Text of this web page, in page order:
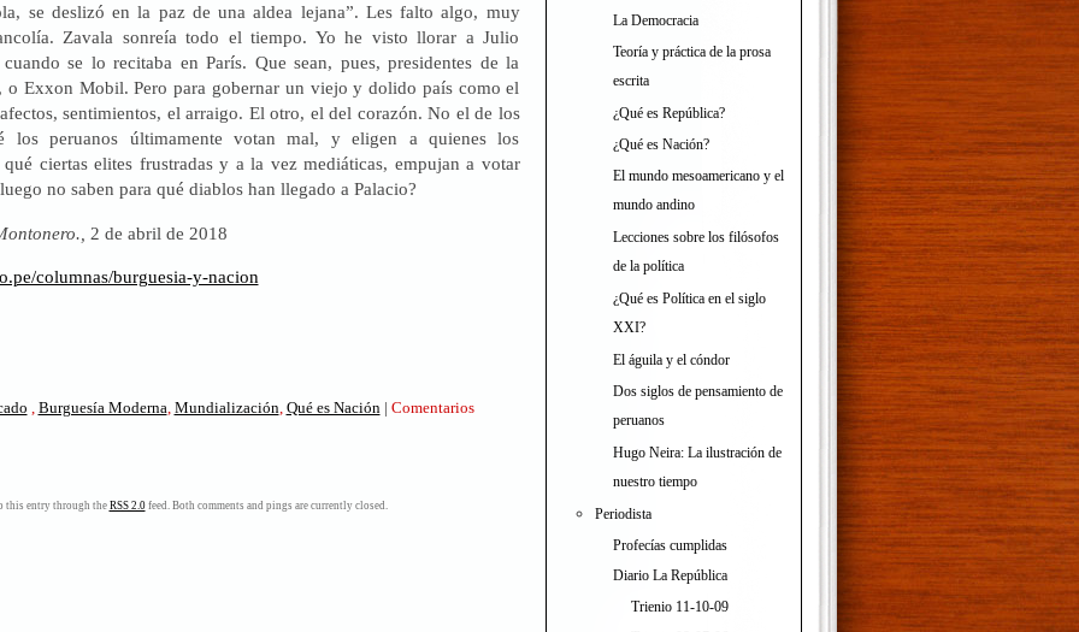
se deslizó en la paz de una aldea lejana”. Les falto algo, muy
Zavala sonreía todo el tiempo. Yo he visto llorar a Julio
se lo recitaba en París. Que sean, pues, presidentes de la
o Exxon Mobil. Pero para gobernar un viejo y dolido país como el
sentimientos, el arraigo. El otro, el del corazón. No el de los
los peruanos últimamente votan mal, y eligen a quienes los
qué ciertas elites frustradas y a la vez mediáticas, empujan a votar
no saben para qué diablos han llegado a Palacio?
2 de abril de 2018
columnas/burguesia-y-nacion
, Burguesía Moderna, Mundialización, Qué es Nación | Comentarios
this entry through the RSS 2.0feed. Both comments and pings are currently closed.
La Democracia
Teoría y práctica de la prosa
escrita
¿Qué es República?
¿Qué es Nación?
El mundo mesoamericano y el
mundo andino
Lecciones sobre los filósofos
de la política
¿Qué es Política en el siglo
XXI?
El águila y el cóndor
Dos siglos de pensamiento de
peruanos
Hugo Neira: La ilustración de
nuestro tiempo
Periodista
Profecías cumplidas
Diario La República
Trienio 11-10-09